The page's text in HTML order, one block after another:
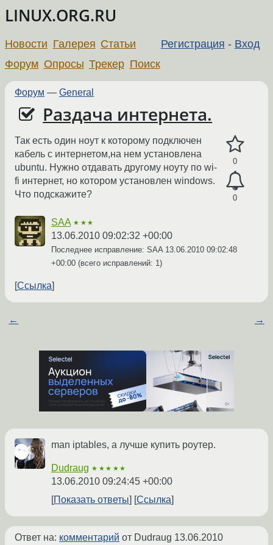
LINUX.ORG.RU
Регистрация - Вход
Новости Галерея Статьи
Форум Опросы Трекер Поиск
Форум — General
Раздача интернета.
0
0
Так есть один ноут к которому подключен
кабель с интернетом,на нем установлена
ubuntu. Нужно отдавать другому ноуту по wi-
fi интернет, но котором установлен windows.
Что подскажите?
SAA ★★★
13.06.2010 09:02:32 +00:00
Последнее исправление: SAA 13.06.2010 09:02:48
+00:00 (всего исправлений: 1)
Ссылка
← →
man iptables, а лучше купить роутер.
Dudraug ★★★★★
13.06.2010 09:24:45 +00:00
Показать ответы
Ссылка
Ответ на: комментарий от Dudraug 13.06.2010